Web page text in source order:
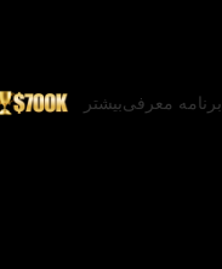
برنامه معرفیبیشتر